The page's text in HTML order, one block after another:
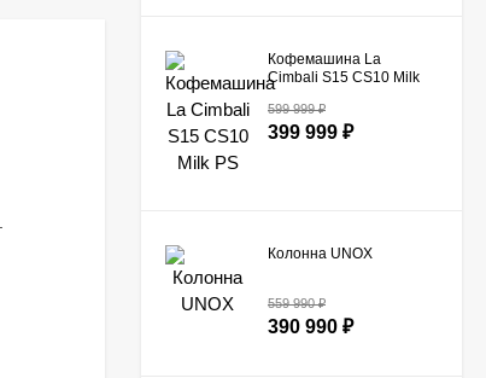
Кофемашина La
Cimbali S15 CS10 Milk
599 999₽
399 999 ₽
Колонна UNOX
559 990₽
390 990 ₽